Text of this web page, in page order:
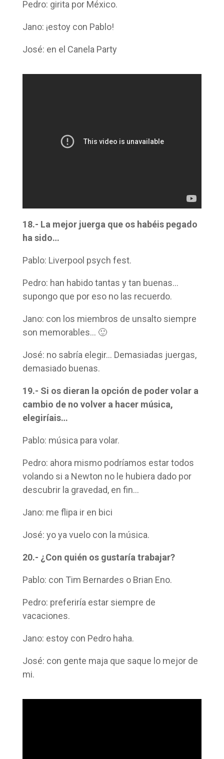
Pedro: girita por México.
Jano: ¡estoy con Pablo!
José: en el Canela Party
18.- La mejor juerga que os habéis pegado
ha sido…
Pablo: Liverpool psych fest.
Pedro: han habido tantas y tan buenas…
supongo que por eso no las recuerdo.
Jano: con los miembros de unsalto siempre
son memorables… 🙂
José: no sabría elegir… Demasiadas juergas,
demasiado buenas.
19.- Si os dieran la opción de poder volar a
cambio de no volver a hacer música,
elegiríais…
Pablo: música para volar.
Pedro: ahora mismo podríamos estar todos
volando si a Newton no le hubiera dado por
descubrir la gravedad, en fin…
Jano: me flipa ir en bici
José: yo ya vuelo con la música.
20.- ¿Con quién os gustaría trabajar?
Pablo: con Tim Bernardes o Brian Eno.
Pedro: preferiría estar siempre de
vacaciones.
Jano: estoy con Pedro haha.
José: con gente maja que saque lo mejor de
mi.